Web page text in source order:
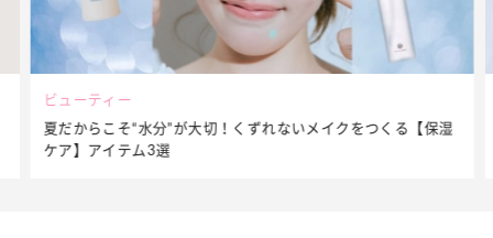
ビューティー
夏だからこそ“水分”が大切！くずれないメイクをつくる【保湿
ケア】アイテム3選